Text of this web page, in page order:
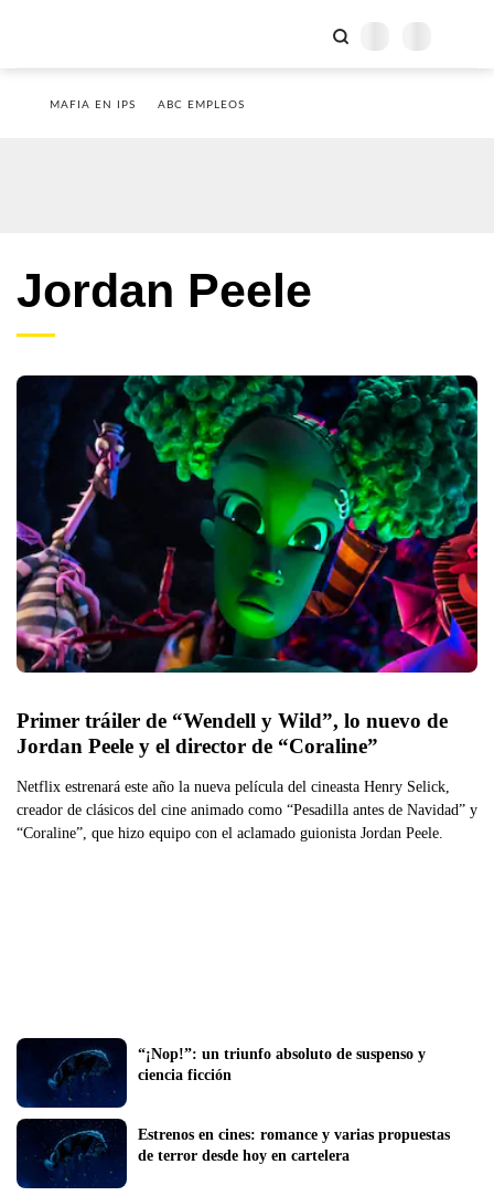
MAFIA EN IPS ABC EMPLEOS
Jordan Peele
Primer tráiler de “Wendell y Wild”, lo nuevo de
Jordan Peele y el director de “Coraline”
Netflix estrenará este año la nueva película del cineasta Henry Selick,
creador de clásicos del cine animado como “Pesadilla antes de Navidad” y
“Coraline”, que hizo equipo con el aclamado guionista Jordan Peele.
“¡Nop!”: un triunfo absoluto de suspenso y
ciencia ficción
Estrenos en cines: romance y varias propuestas
de terror desde hoy en cartelera